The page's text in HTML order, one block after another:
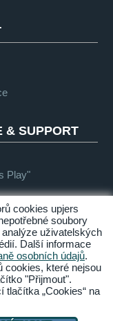
& SUPPORT
Play"
Bezbariérový
přístup
cookies upjers
soubory
uživatelských
Další informace
osobních údajů.
cookies, které nejsou
"Přijmout".
„Cookies“ na